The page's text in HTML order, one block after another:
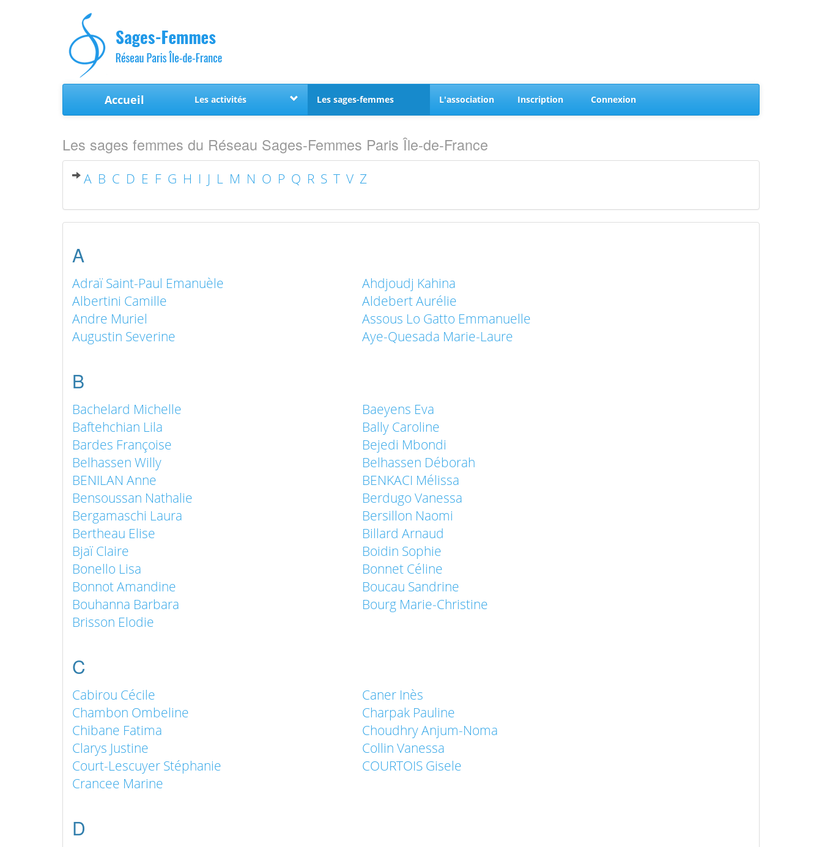
Accueil Les activités Les sages-femmes L'association Inscription(current)Connexion(current)
Les sages femmes du Réseau Sages-Femmes Paris Île-de-France
A B C D E F G H I J L M N O P Q R S T V Z
A
Adraï Saint-Paul Emanuèle
Albertini Camille
Andre Muriel
Augustin Severine
Ahdjoudj Kahina
Aldebert Aurélie
Assous Lo Gatto Emmanuelle
Aye-Quesada Marie-Laure
B
Bachelard Michelle
Baftehchian Lila
Bardes Françoise
Belhassen Willy
BENILAN Anne
Bensoussan Nathalie
Bergamaschi Laura
Bertheau Elise
Bjaï Claire
Bonello Lisa
Bonnot Amandine
Bouhanna Barbara
Brisson Elodie
Baeyens Eva
Bally Caroline
Bejedi Mbondi
Belhassen Déborah
BENKACI Mélissa
Berdugo Vanessa
Bersillon Naomi
Billard Arnaud
Boidin Sophie
Bonnet Céline
Boucau Sandrine
Bourg Marie-Christine
C
Cabirou Cécile
Chambon Ombeline
Chibane Fatima
Clarys Justine
Court-Lescuyer Stéphanie
Crancee Marine
Caner Inès
Charpak Pauline
Choudhry Anjum-Noma
Collin Vanessa
COURTOIS Gisele
D